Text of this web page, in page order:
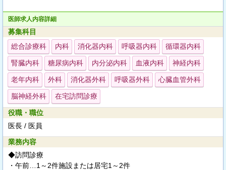
医師求人内容詳細
募集科目
総合診療科
内科 消化器内科 呼吸器内科 循環器内科
腎臓内科 糖尿病内科 内分泌内科 血液内科 神経内科
老年内科 外科 消化器外科 呼吸器外科 心臓血管外科
脳神経外科 在宅訪問診療
役職・職位
医長 / 医員
業務内容
◆訪問診療
・午前…1～2件施設または居宅1～2件